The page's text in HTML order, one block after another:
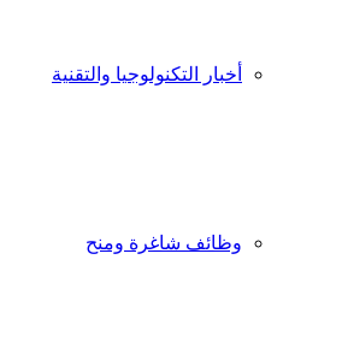
أخبار التكنولوجيا والتقنية
وظائف شاغرة ومنح